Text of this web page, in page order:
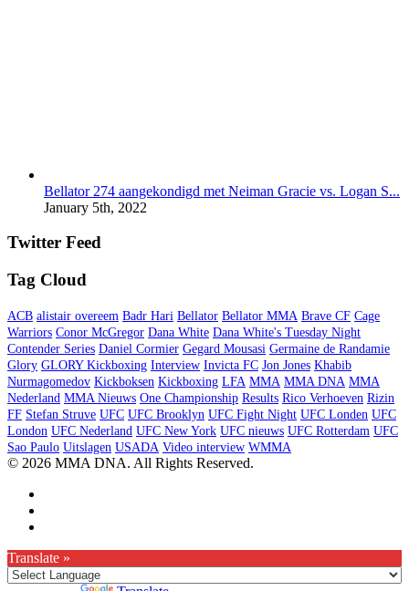
Bellator 274 aangekondigd met Neiman Gracie vs. Logan S...
January 5th, 2022
Twitter Feed
Tag Cloud
ACB alistair overeem Badr Hari Bellator Bellator MMA Brave CF Cage
Warriors Conor McGregor Dana White Dana White's Tuesday Night
Contender Series Daniel Cormier Gegard Mousasi Germaine de Randamie
Glory GLORY Kickboxing Interview Invicta FC Jon Jones Khabib
Nurmagomedov Kickboksen Kickboxing LFA MMA MMA DNA MMA
Nederland MMA Nieuws One Championship Results Rico Verhoeven Rizin
FF Stefan Struve UFC UFC Brooklyn UFC Fight Night UFC Londen UFC
London UFC Nederland UFC New York UFC nieuws UFC Rotterdam UFC
Sao Paulo Uitslagen USADA Video interview WMMA
© 2026 MMA DNA. All Rights Reserved.
Translate »